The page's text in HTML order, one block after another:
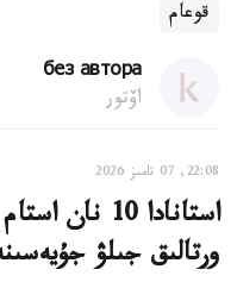
قوعام
без автора
اۆتور
22:08, 07 تامىز 2026
استانادا 10
ورتالىق جىلۋ